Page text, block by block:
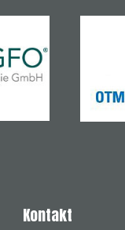
Kontakt